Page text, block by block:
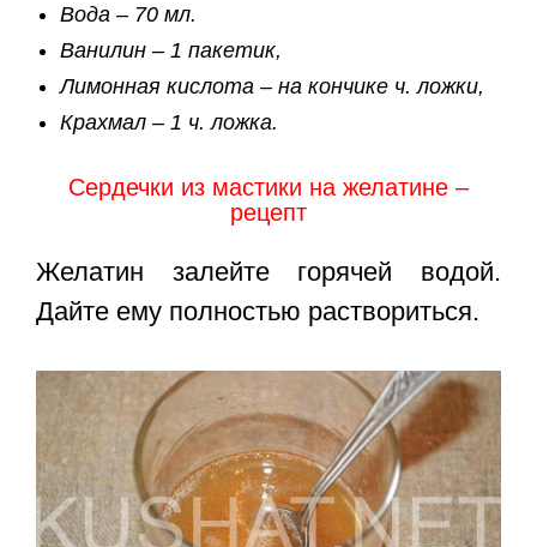
Вода – 70 мл.
Ванилин – 1 пакетик,
Лимонная кислота – на кончике ч. ложки,
Крахмал – 1 ч. ложка.
Сердечки из мастики на желатине –
рецепт
Желатин залейте горячей водой.
Дайте ему полностью раствориться.